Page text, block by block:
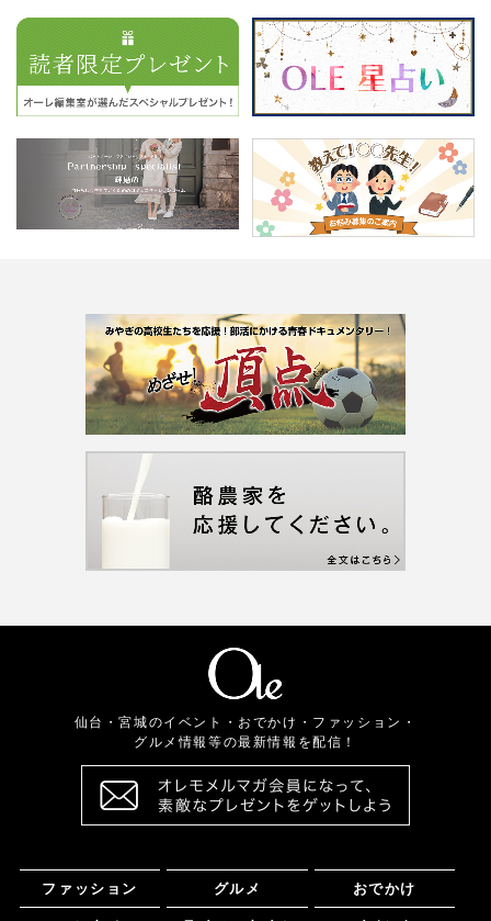
仙台・宮城のイベント・おでかけ・ファッション・
グルメ情報等の最新情報を配信！
ファッション グルメ おでかけ